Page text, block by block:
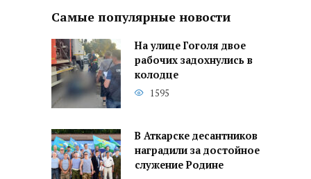
Самые популярные новости
На улице Гоголя двое
рабочих задохнулись в
колодце
1595
В Аткарске десантников
наградили за достойное
служение Родине